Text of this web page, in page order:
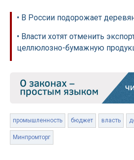
• В России подорожает
• Власти хотят отменить
целлюлозно-бумажную
промышленность бюджет власть
Минпромторг